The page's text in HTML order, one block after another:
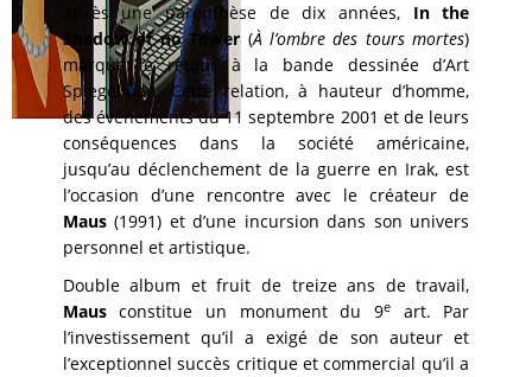
Après une parenthèse de dix années, In the
Shadow of no Tower (À l’ombre des tours mortes)
marque le retour à la bande dessinée d’Art
Spiegelman. Cette relation, à hauteur d’homme,
des événements du 11 septembre 2001 et de leurs
conséquences dans la société américaine,
jusqu’au déclenchement de la guerre en Irak, est
l’occasion d’une rencontre avec le créateur de
Maus(1991) et d’une incursion dans son univers
personnel et artistique.
Double album et fruit de treize ans de travail,
Mausconstitue un monument du 9eart. Par
l’investissement qu’il a exigé de son auteur et
l’exceptionnel succès critique et commercial qu’il a